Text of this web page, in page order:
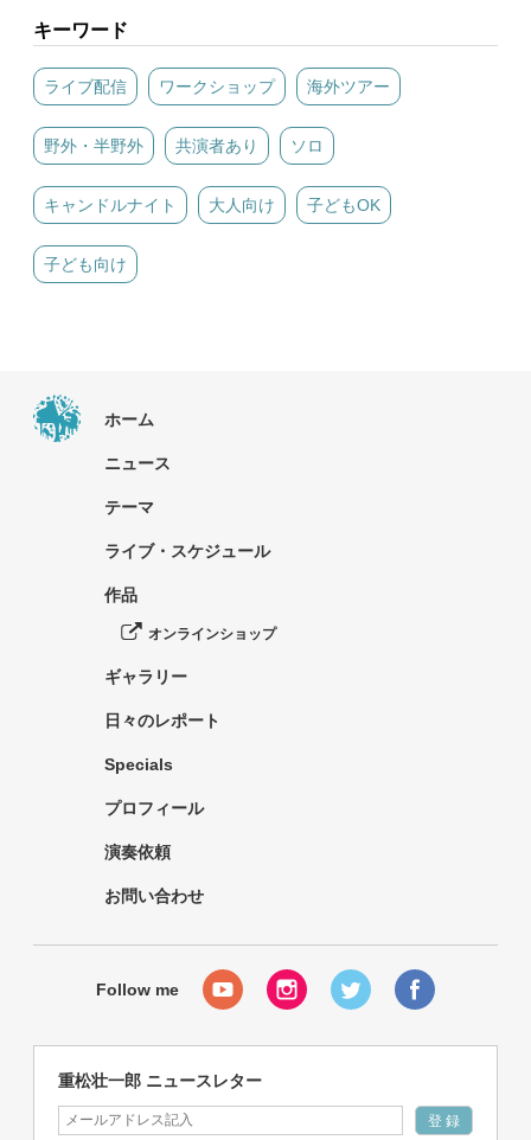
キーワード
ライブ配信 ワークショップ 海外ツアー
野外・半野外 共演者あり ソロ
キャンドルナイト 大人向け 子どもOK
子ども向け
ホーム
ニュース
テーマ
ライブ・スケジュール
作品
オンラインショップ
ギャラリー
日々のレポート
Specials
プロフィール
演奏依頼
お問い合わせ
重松壮一郎 ニュースレター